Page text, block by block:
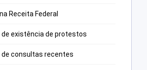
Receita Federal
de existência de protestos
de consultas recentes